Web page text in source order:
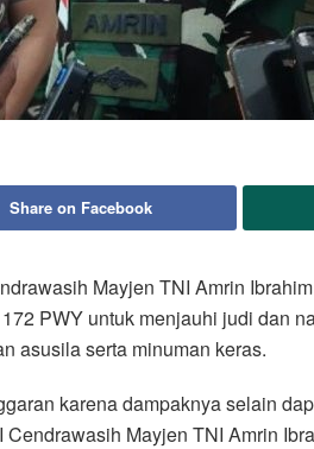
Share on Facebook
Mayjen TNI Amrin
PWY untuk menjauhi judi dan
asusila serta minuman keras.
karena dampaknya selain
Cendrawasih Mayjen TNI Amrin